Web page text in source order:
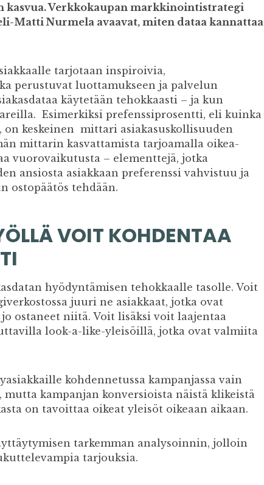
Verkkokaupan markkinointistrategi
Matti Nurmela avaavat, miten dataa kannattaa
tarjotaan inspiroivia,
perustuvat luottamukseen ja palvelun
käytetään tehokkaasti – ja kun
Esimerkiksi prefenssiprosentti, eli kuinka
keskeinen mittari asiakasuskollisuuden
mittarin kasvattamista tarjoamalla oikea-
vuorovaikutusta – elementtejä, jotka
ansiosta asiakkaan preferenssi vahvistuu ja
ostopäätös tehdään.
VOIT KOHDENTAA
hyödyntämisen tehokkaalle tasolle. Voit
juuri ne asiakkaat, jotka ovat
ostaneet niitä. Voit lisäksi voit laajentaa
look-a-like-yleisöillä, jotka ovat valmiita
kohdennetussa kampanjassa vain
kampanjan konversioista näistä klikeistä
on tavoittaa oikeat yleisöt oikeaan aikaan.
tarkemman analysoinnin, jolloin
tarjouksia.